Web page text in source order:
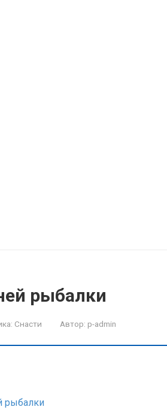
рыбалки
Снасти Автор: p-admin
рыбалки